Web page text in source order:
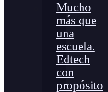
Mucho
más que
una
escuela.
Edtech
con
propósito